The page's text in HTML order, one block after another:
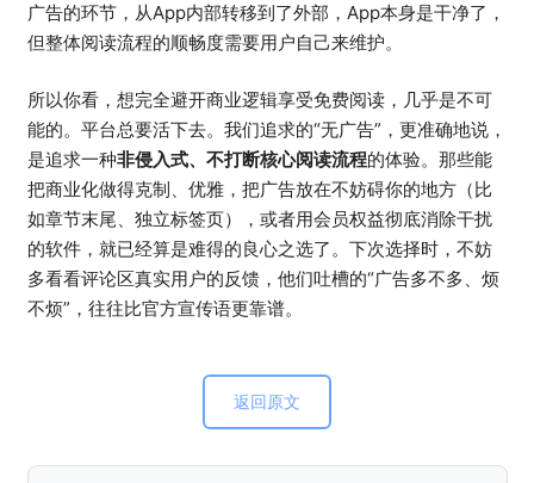
广告的环节，从App内部转移到了外部，App本身是干净了，
但整体阅读流程的顺畅度需要用户自己来维护。
所以你看，想完全避开商业逻辑享受免费阅读，几乎是不可
能的。平台总要活下去。我们追求的“无广告”，更准确地说，
是追求一种非侵入式、不打断核心阅读流程的体验。那些能
把商业化做得克制、优雅，把广告放在不妨碍你的地方（比
如章节末尾、独立标签页），或者用会员权益彻底消除干扰
的软件，就已经算是难得的良心之选了。下次选择时，不妨
多看看评论区真实用户的反馈，他们吐槽的“广告多不多、烦
不烦”，往往比官方宣传语更靠谱。
返回原文